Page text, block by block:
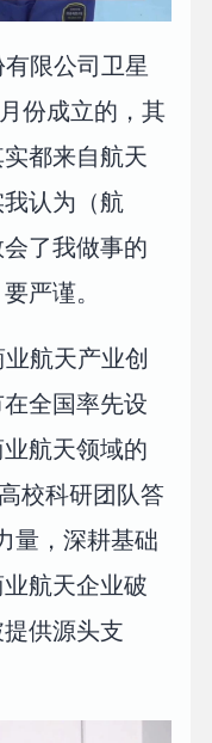
限公司卫星
份成立的，其
都来自航天
认为（航
了我做事的
严谨。
航天产业创
全国率先设
航天领域的
校科研团队答
量，深耕基础
航天企业破
供源头支